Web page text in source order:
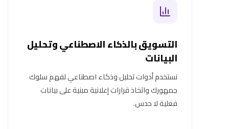
التسويق بالذكاء الاصطناعي وتحليل
البيانات
نستخدم أدوات تحليل وذكاء اصطناعي لفهم سلوك
جمهورك واتخاذ قرارات إعلانية مبنية على بيانات
فعلية لا حدس.